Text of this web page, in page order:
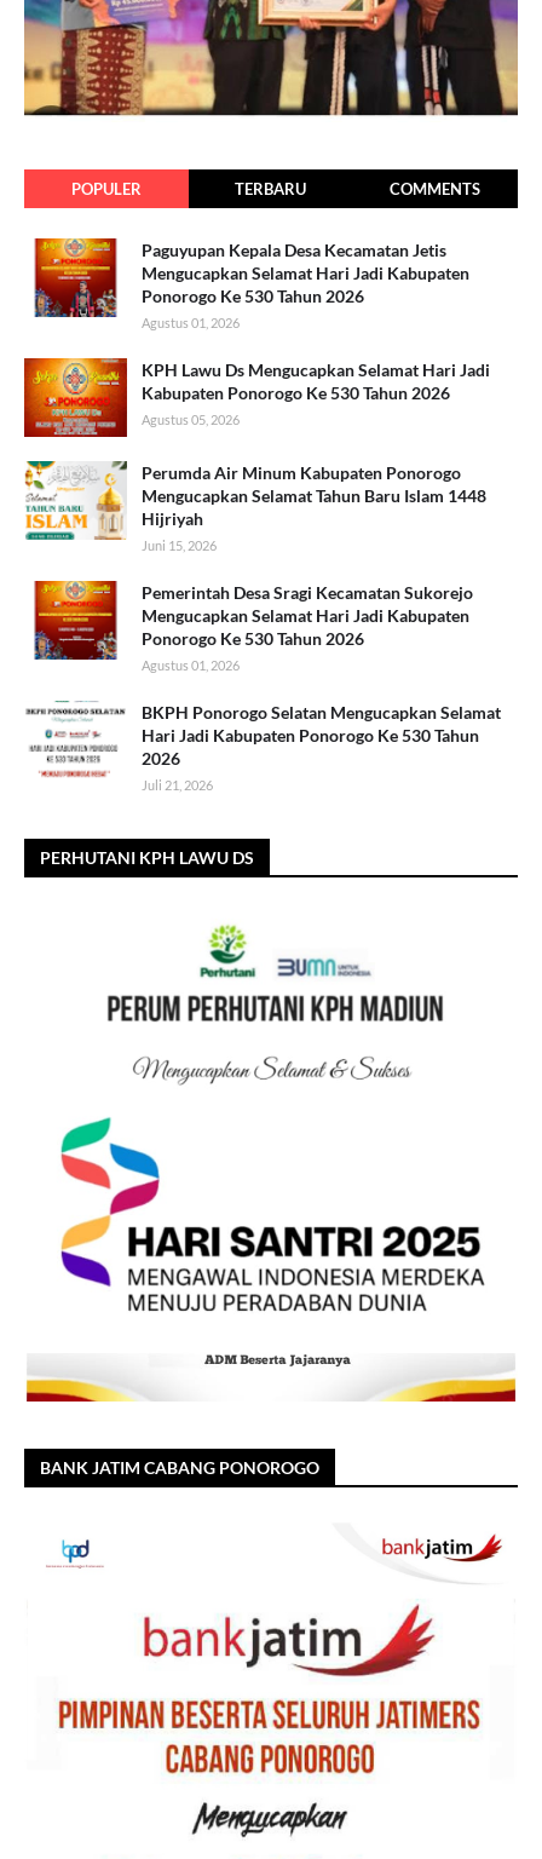
POPULER TERBARU COMMENTS
Paguyupan Kepala Desa Kecamatan Jetis
Mengucapkan Selamat Hari Jadi Kabupaten
Ponorogo Ke 530 Tahun 2026
Agustus 01, 2026
KPH Lawu Ds Mengucapkan Selamat Hari Jadi
Kabupaten Ponorogo Ke 530 Tahun 2026
Agustus 05, 2026
Perumda Air Minum Kabupaten Ponorogo
Mengucapkan Selamat Tahun Baru Islam 1448
Hijriyah
Juni 15, 2026
Pemerintah Desa Sragi Kecamatan Sukorejo
Mengucapkan Selamat Hari Jadi Kabupaten
Ponorogo Ke 530 Tahun 2026
Agustus 01, 2026
BKPH Ponorogo Selatan Mengucapkan Selamat
Hari Jadi Kabupaten Ponorogo Ke 530 Tahun
2026
Juli 21, 2026
PERHUTANI KPH LAWU DS
BANK JATIM CABANG PONOROGO